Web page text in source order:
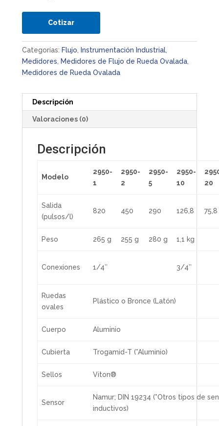
Cotizar
Categorías: Flujo Instrumentación Industrial,
Medidores
Medidores de Flujo de Rueda Ovalada,
Medidores de Rueda Ovalada
Descripción
Valoraciones (0)
Descripción
Modelo
2950-
1
2950-
2
2950-
5
2950-
10
20
Salida
(pulsos/l)
820 450 290 126,8 75,8
Peso 265 g 255 g 280 g 1,1 kg
Conexiones 1/4″ 3/4″
Ruedas
ovales
Plástico o Bronce (Latón)
Cuerpo Aluminio
Cubierta Trogamid-T (*Aluminio)
Sellos Viton®
Sensor
Namur; DIN 19234 (*Otros tipos de
inductivos)